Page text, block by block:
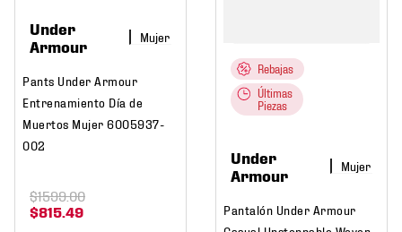
Under
Armour
Mujer
Pants Under Armour
Entrenamiento Día de
Muertos Mujer 6005937-
002
$815.49
$1599.00
Rebajas
Últimas
Piezas
Under
Armour
Mujer
Pantalón Under Armour